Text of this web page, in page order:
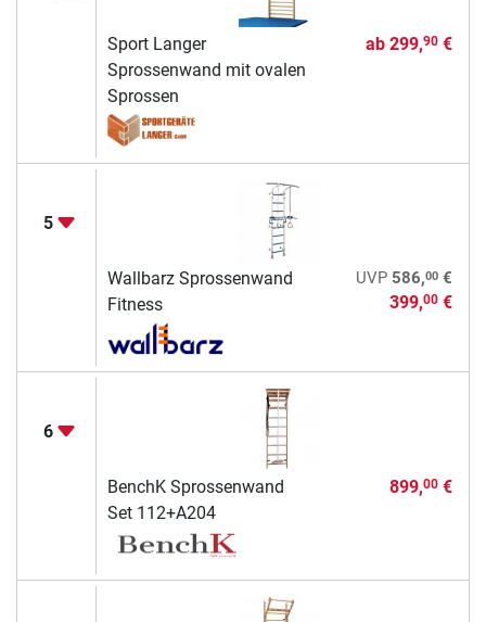
Sport Langer
Sprossenwand mit ovalen
Sprossen
ab 299,90€
5
Wallbarz Sprossenwand
Fitness
UVP 586,00€
399,00€
6
BenchK Sprossenwand
Set 112+A204
899,00€